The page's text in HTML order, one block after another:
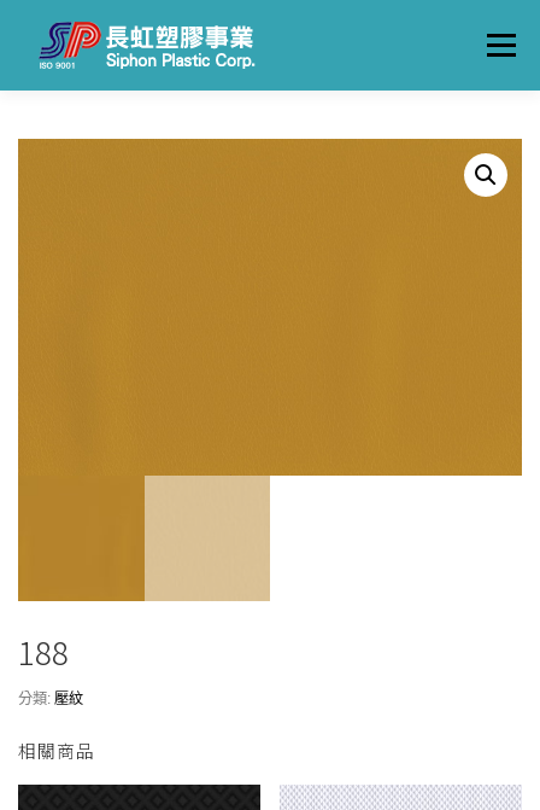
選單
關於長虹 產品一覽 製造流程 工廠實景
188
分類: 壓紋
相關商品